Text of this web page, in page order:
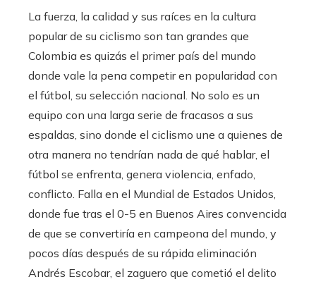
La fuerza, la calidad y sus raíces en la cultura
popular de su ciclismo son tan grandes que
Colombia es quizás el primer país del mundo
donde vale la pena competir en popularidad con
el fútbol, ​​su selección nacional. No solo es un
equipo con una larga serie de fracasos a sus
espaldas, sino donde el ciclismo une a quienes de
otra manera no tendrían nada de qué hablar, el
fútbol se enfrenta, genera violencia, enfado,
conflicto. Falla en el Mundial de Estados Unidos,
donde fue tras el 0-5 en Buenos Aires convencida
de que se convertiría en campeona del mundo, y
pocos días después de su rápida eliminación
Andrés Escobar, el zaguero que cometió el delito